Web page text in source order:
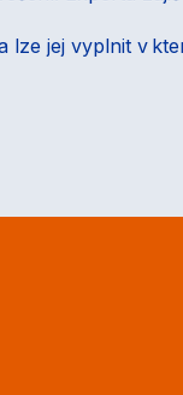
jej vyplnit v